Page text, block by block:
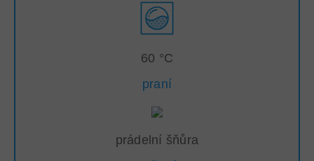
60 °C
praní
prádelní šňůra